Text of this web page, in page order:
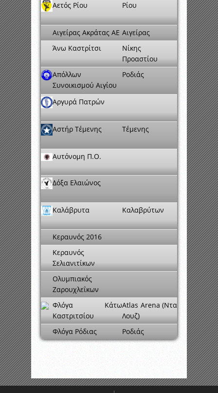
Αετός Ρίου
Ρίου
Αιγείρας Ακράτας ΑΕ Αιγείρας
Άνω Καστρίτσι
Νίκης
Προαστίου
Απόλλων
Συνοικισμού Αιγίου
Ροδιάς
Αργυρά Πατρών
Αστήρ Τέμενης Τέμενης
Αυτόνομη Π.Ο.
Δόξα Ελαιώνος
Καλάβρυτα Καλαβρύτων
Κεραυνός 2016
Κεραυνός
Σελιανιτίκων
Ολυμπιακός
Ζαρουχλεΐκων
Φλόγα Κάτω
Καστριτσίου
Atlas Arena (Ντα
Λουζ)
Φλόγα Ρόδιας
Ροδιάς